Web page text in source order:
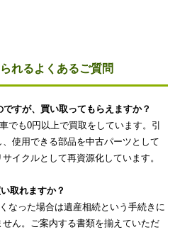
れるよくあるご質問
すが、買い取ってもらえますか？
も0円以上で買取をしています。引
使用できる部品を中古パーツとして
イクルとして再資源化しています。
取れますか？
った場合は遺産相続という手続きに
ん。ご案内する書類を揃えていただ